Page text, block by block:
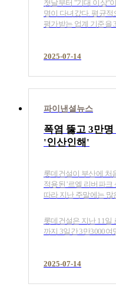
첫날부터 "기대 이상"
명이 다녀갔다. 평균
평가받는 업계 기준을
2025-07-14
파이낸셜뉴스
폭염 뚫고 3만
'인산인해'
롯데건설이 부산에 처
적용된 '르엘 리버파크
따라 지난 주말에는
롯데건설은 지난 11일
까지 3일간 3만3000여
2025-07-14